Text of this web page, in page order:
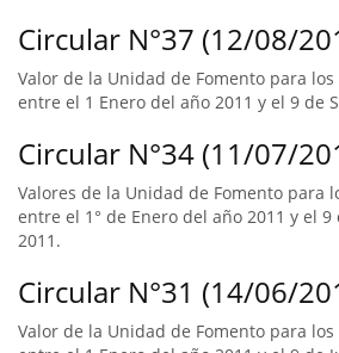
Circular N°37 (12/08/
Valor de la Unidad de Fomento para
entre el 1 Enero del año 2011 y el 9 de
Circular N°34 (11/07/
Valores de la Unidad de Fomento para
entre el 1° de Enero del año 2011 y el
2011.
Circular N°31 (14/06/
Valor de la Unidad de Fomento para